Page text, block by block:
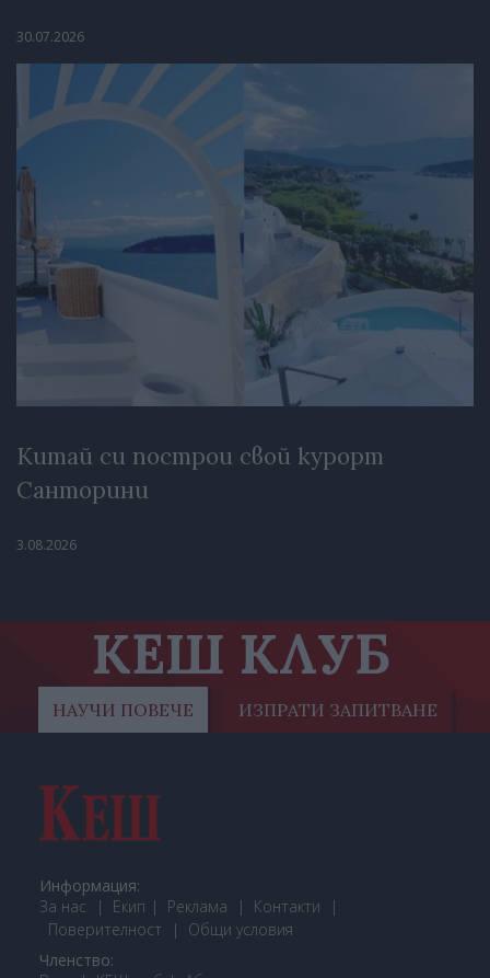
30.07.2026
Китай си построи свой курорт
Санторини
3.08.2026
КЕШ КЛУБ
НАУЧИ ПОВЕЧЕ ИЗПРАТИ ЗАПИТВАНЕ
Информация:
За нас
Екип Реклама
Контакти
Поверителност
Общи условия
Членство: